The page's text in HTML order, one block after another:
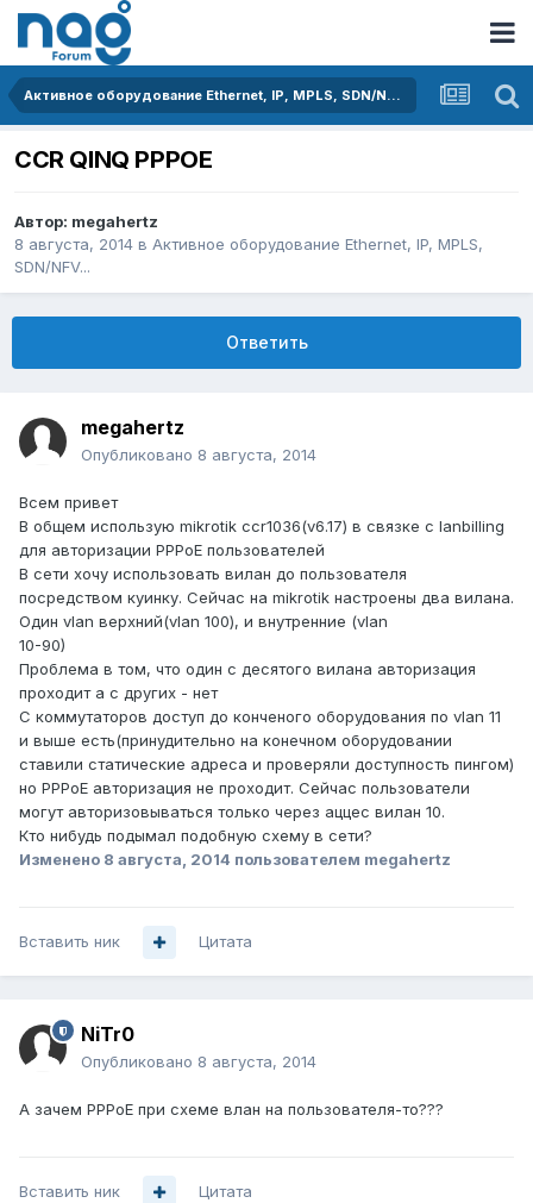
Активное оборудование Ethernet, IP, MPLS, SDN/NFV...
CCR QINQ PPPOE
Автор: megahertz
8 августа, 2014 в Активное оборудование Ethernet, IP, MPLS,
SDN/NFV...
Ответить
megahertz
Опубликовано 8 августа, 2014
Всем привет
В общем использую mikrotik ccr1036(v6.17) в связке с lanbilling
для авторизации PPPoE пользователей
В сети хочу использовать вилан до пользователя
посредством куинку. Сейчас на mikrotik настроены два вилана.
Один vlan верхний(vlan 100), и внутренние (vlan
10-90)
Проблема в том, что один с десятого вилана авторизация
проходит а с других - нет
С коммутаторов доступ до конченого оборудования по vlan 11
и выше есть(принудительно на конечном оборудовании
ставили статические адреса и проверяли доступность пингом)
но PPPoE авторизация не проходит. Сейчас пользователи
могут авторизовываться только через аццес вилан 10.
Кто нибудь подымал подобную схему в сети?
Изменено 8 августа, 2014 пользователем megahertz
Вставить ник Цитата
NiTr0
Опубликовано 8 августа, 2014
А зачем PPPoE при схеме влан на пользователя-то???
Вставить ник Цитата